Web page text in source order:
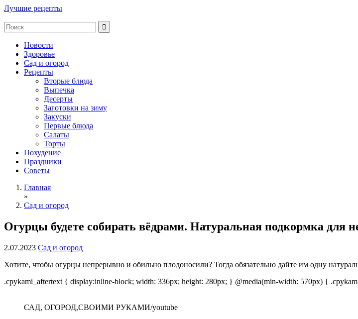
Лучшие рецепты
Новости
Здоровье
Сад и огород
Рецепты
Вторые блюда
Выпечка
Десерты
Заготовки на зиму
Закуски
Первые блюда
Салаты
Торты
Похудение
Праздники
Советы
Главная
»
Сад и огород
Огурцы будете собирать вёдрами. Натуральная подкормка для
2.07.2023 Сад и огород
Хотите, чтобы огурцы непрерывно и обильно плодоносили? Тогда обязательно дайте им одну
.cpykami_aftertext { display:inline-block; width: 336px; height: 280px; } @media(min-width: 570px) {
САД, ОГОРОД,СВОИМИ РУКАМИ/youtube